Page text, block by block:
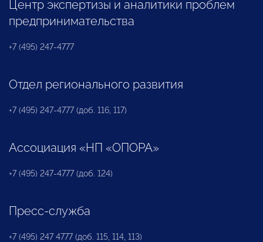
Центр экспертизы и аналитики проблем
предпринимательства
+7 (495) 247-4777
Отдел регионального развития
+7 (495) 247-4777 (доб. 116, 117)
Ассоциация «НП «ОПОРА»
+7 (495) 247-4777 (доб. 124)
Пресс-служба
+7 (495) 247 4777 (доб. 115, 114, 113)